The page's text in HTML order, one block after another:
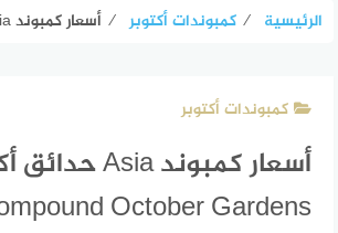
الرئيسية ⁄ كمبوندات أكتوبر ⁄ أسعار كمبوند Asia حدائق أكتوبر Asia Compound October Gardens
كمبوندات أكتوبر
October Gardens